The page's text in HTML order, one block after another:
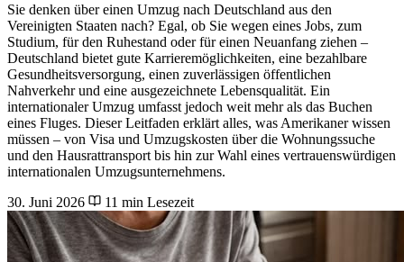
Sie denken über einen Umzug nach Deutschland aus den
Vereinigten Staaten nach? Egal, ob Sie wegen eines Jobs, zum
Studium, für den Ruhestand oder für einen Neuanfang ziehen –
Deutschland bietet gute Karrieremöglichkeiten, eine bezahlbare
Gesundheitsversorgung, einen zuverlässigen öffentlichen
Nahverkehr und eine ausgezeichnete Lebensqualität. Ein
internationaler Umzug umfasst jedoch weit mehr als das Buchen
eines Fluges. Dieser Leitfaden erklärt alles, was Amerikaner wissen
müssen – von Visa und Umzugskosten über die Wohnungssuche
und den Hausrattransport bis hin zur Wahl eines vertrauenswürdigen
internationalen Umzugsunternehmens.
30. Juni 2026
11 min Lesezeit